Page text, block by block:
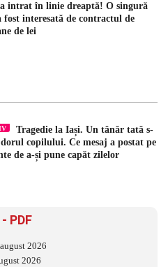
intrat în linie dreaptă! O singură
interesată de contractul de
de lei
Tragedie la Iași. Un tânăr tată s-
copilului. Ce mesaj a postat pe
de a-și pune capăt zilelor
PDF
2026